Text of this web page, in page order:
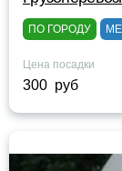
ПО ГОРОДУ
Цена посадки
300 руб